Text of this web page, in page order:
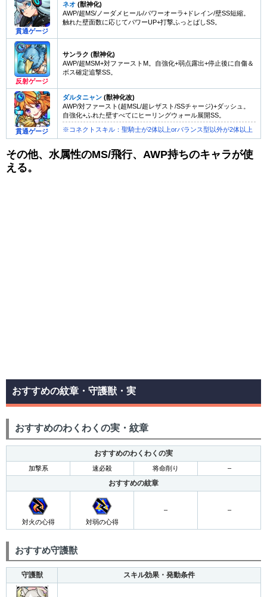
貫通ゲージ
ネオ (獣神化)
AWP/超MS/ノーダメヒール/パワーオーラ+ドレイン/壁SS短縮。
触れた壁面数に応じてパワーUP+打撃ふっとばしSS。
反射ゲージ
サンラク (獣神化)
AWP/超MSM+対ファーストM。自強化+弱点露出+停止後に自傷＆
ボス確定追撃SS。
貫通ゲージ
ダルタニャン (獣神化改)
AWP/対ファースト(超MSL/超レザスト/SSチャージ)+ダッシュ。
自強化+ふれた壁すべてにヒーリングウォール展開SS。
※コネクトスキル：聖騎士が2体以上orバランス型以外が2体以上
その他、水属性のMS/飛行、AWP持ちのキャラが使
える。
おすすめの紋章・守護獣・実
おすすめのわくわくの実・紋章
おすすめのわくわくの実
加撃系 速必殺 将命削り –
おすすめの紋章
対火の心得 対弱の心得
– –
おすすめ守護獣
守護獣 スキル効果・発動条件